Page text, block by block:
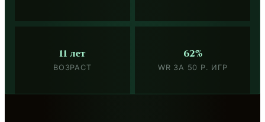
11 лет
ВОЗРАСТ
62%
WR ЗА 50 Р. ИГР